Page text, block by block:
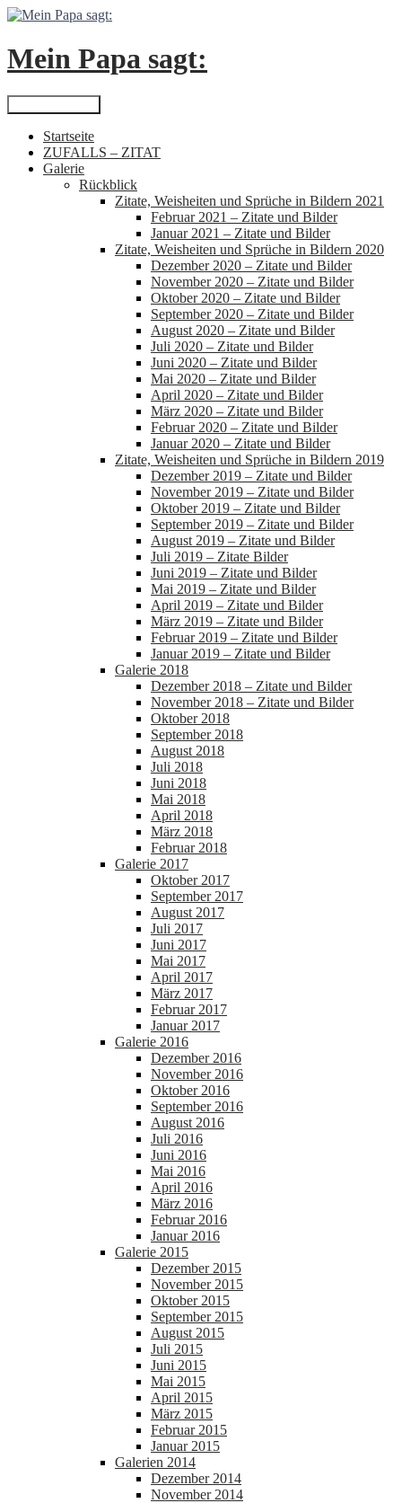
Zum
springen
Mein Papa sagt:
Suchen
Startseite
ZUFALLS – ZITAT
Galerie
Rückblick
Zitate, Weisheiten und Sprüche in Bildern 2021
Februar 2021 – Zitate und Bilder
Januar 2021 – Zitate und Bilder
Zitate, Weisheiten und Sprüche in Bildern 2020
Dezember 2020 – Zitate und Bilder
November 2020 – Zitate und Bilder
Oktober 2020 – Zitate und Bilder
September 2020 – Zitate und Bilder
August 2020 – Zitate und Bilder
Juli 2020 – Zitate und Bilder
Juni 2020 – Zitate und Bilder
Mai 2020 – Zitate und Bilder
April 2020 – Zitate und Bilder
März 2020 – Zitate und Bilder
Februar 2020 – Zitate und Bilder
Januar 2020 – Zitate und Bilder
Zitate, Weisheiten und Sprüche in Bildern 2019
Dezember 2019 – Zitate und Bilder
November 2019 – Zitate und Bilder
Oktober 2019 – Zitate und Bilder
September 2019 – Zitate und Bilder
August 2019 – Zitate und Bilder
Juli 2019 – Zitate Bilder
Juni 2019 – Zitate und Bilder
Mai 2019 – Zitate und Bilder
April 2019 – Zitate und Bilder
März 2019 – Zitate und Bilder
Februar 2019 – Zitate und Bilder
Januar 2019 – Zitate und Bilder
Galerie 2018
Dezember 2018 – Zitate und Bilder
November 2018 – Zitate und Bilder
Oktober 2018
September 2018
August 2018
Juli 2018
Juni 2018
Mai 2018
April 2018
März 2018
Februar 2018
Galerie 2017
Oktober 2017
September 2017
August 2017
Juli 2017
Juni 2017
Mai 2017
April 2017
März 2017
Februar 2017
Januar 2017
Galerie 2016
Dezember 2016
November 2016
Oktober 2016
September 2016
August 2016
Juli 2016
Juni 2016
Mai 2016
April 2016
März 2016
Februar 2016
Januar 2016
Galerie 2015
Dezember 2015
November 2015
Oktober 2015
September 2015
August 2015
Juli 2015
Juni 2015
Mai 2015
April 2015
März 2015
Februar 2015
Januar 2015
Galerien 2014
Dezember 2014
November 2014